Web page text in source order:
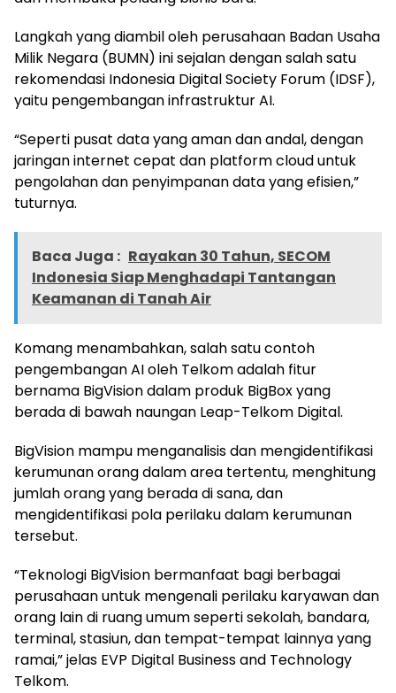
Langkah yang diambil oleh perusahaan Badan Usaha
Milik Negara (BUMN) ini sejalan dengan salah satu
rekomendasi Indonesia Digital Society Forum (IDSF),
yaitu pengembangan infrastruktur AI.
“Seperti pusat data yang aman dan andal, dengan
jaringan internet cepat dan platform cloud untuk
pengolahan dan penyimpanan data yang efisien,”
tuturnya.
Baca Juga : Rayakan 30 Tahun, SECOM
Indonesia Siap Menghadapi Tantangan
Keamanan di Tanah Air
Komang menambahkan, salah satu contoh
pengembangan AI oleh Telkom adalah fitur
bernama BigVision dalam produk BigBox yang
berada di bawah naungan Leap-Telkom Digital.
BigVision mampu menganalisis dan mengidentifikasi
kerumunan orang dalam area tertentu, menghitung
jumlah orang yang berada di sana, dan
mengidentifikasi pola perilaku dalam kerumunan
tersebut.
“Teknologi BigVision bermanfaat bagi berbagai
perusahaan untuk mengenali perilaku karyawan dan
orang lain di ruang umum seperti sekolah, bandara,
terminal, stasiun, dan tempat-tempat lainnya yang
ramai,” jelas EVP Digital Business and Technology
Telkom.